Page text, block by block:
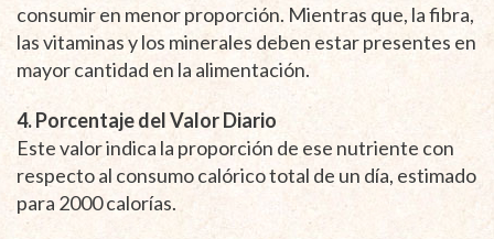
consumir en menor proporción. Mientras que, la fibra,
las vitaminas y los minerales deben estar presentes en
mayor cantidad en la alimentación.
4. Porcentaje del Valor Diario
Este valor indica la proporción de ese nutriente con
respecto al consumo calórico total de un día, estimado
para 2000 calorías.